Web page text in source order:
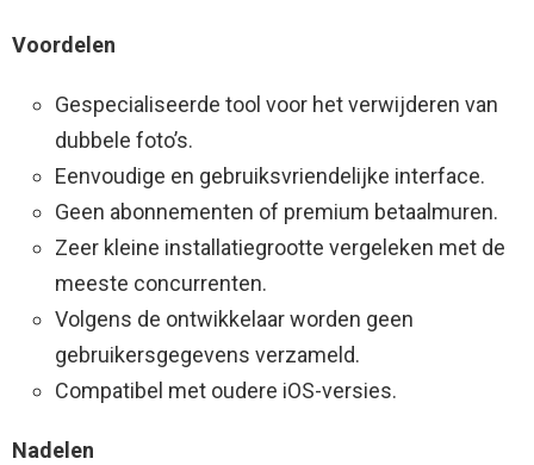
Voordelen
Gespecialiseerde tool voor het verwijderen van
dubbele foto’s.
Eenvoudige en gebruiksvriendelijke interface.
Geen abonnementen of premium betaalmuren.
Zeer kleine installatiegrootte vergeleken met de
meeste concurrenten.
Volgens de ontwikkelaar worden geen
gebruikersgegevens verzameld.
Compatibel met oudere iOS-versies.
Nadelen